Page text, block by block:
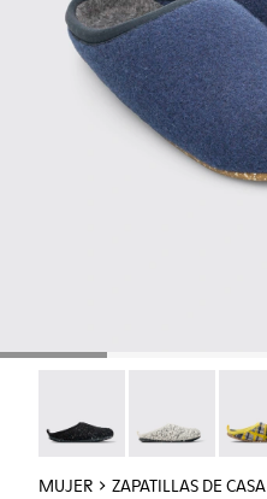
MUJER ZAPATILLAS DE CASA